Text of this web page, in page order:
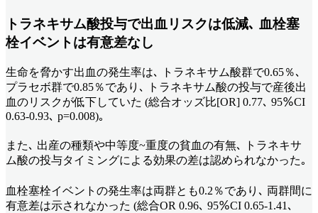
トラネキサム酸投与で出血リスクは低減､ 血栓塞
栓イベントは有意差なし
生命を脅かす出血の発生率は､ トラネキサム酸群で0.65％､
プラセボ群で0.85％であり､ トラネキサム酸の投与で産後出
血のリスクが低下していた (総合オッズ比[OR] 0.77､ 95％CI
0.63-0.93､ p=0.008)｡
また､ 出産の種類や中等度~重度の貧血の有無､ トラネキサ
ム酸の投与タイミングによる効果の差は認められなかった｡
血栓塞栓イベントの発生率は両群とも0.2％であり､ 両群間に
有意差は示されなかった (総合OR 0.96､ 95％CI 0.65-1.41､